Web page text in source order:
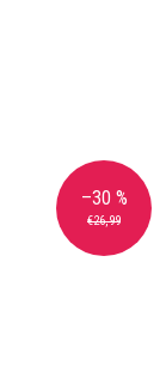
€26,99
–30 %